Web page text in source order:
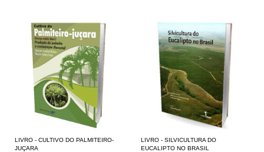
LIVRO - CULTIVO DO PALMITEIRO-
JUÇARA
LIVRO - SILVICULTURA DO
EUCALIPTO NO BRASIL